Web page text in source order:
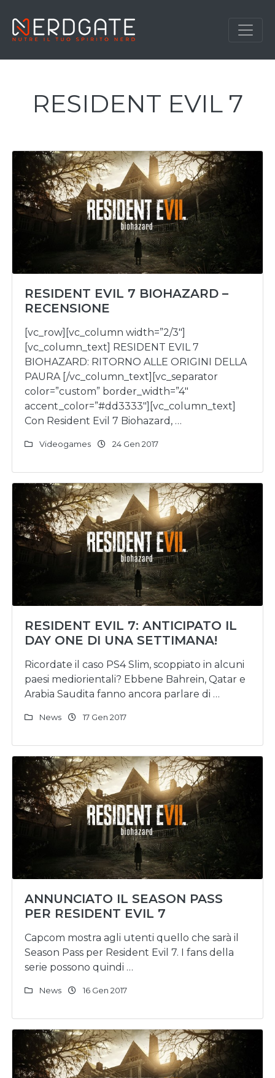
RESIDENT EVIL 7
RESIDENT EVIL 7 BIOHAZARD –
RECENSIONE
[vc_row][vc_column width=”2/3″]
[vc_column_text] RESIDENT EVIL 7
BIOHAZARD: RITORNO ALLE ORIGINI DELLA
PAURA [/vc_column_text][vc_separator
color=”custom” border_width=”4″
accent_color=”#dd3333″][vc_column_text]
Con Resident Evil 7 Biohazard, …
Videogames 24 Gen 2017
RESIDENT EVIL 7: ANTICIPATO IL
DAY ONE DI UNA SETTIMANA!
Ricordate il caso PS4 Slim, scoppiato in alcuni
paesi mediorientali? Ebbene Bahrein, Qatar e
Arabia Saudita fanno ancora parlare di …
News 17 Gen 2017
ANNUNCIATO IL SEASON PASS
PER RESIDENT EVIL 7
Capcom mostra agli utenti quello che sarà il
Season Pass per Resident Evil 7. I fans della
serie possono quindi …
News 16 Gen 2017